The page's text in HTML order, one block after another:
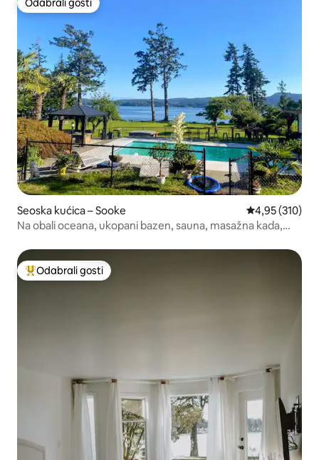
Odabrali gosti
Seoska kućica – Sooke Prosječna
4,95 (310)
Na obali oceana, ukopani bazen, sauna, masažna kada,
Među najviše rangiranima s oznakom „Odabrali gosti”
Odabrali gosti